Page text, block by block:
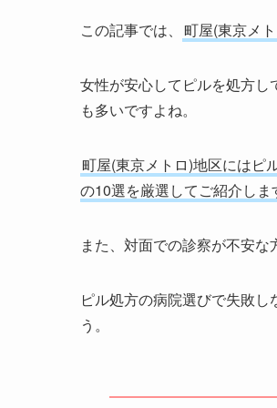
この記事では、 町屋(東京メ
女性が安心してピルを処方
も多いですよね。
町屋(東京メトロ)地区にはピ
の10選を厳選してご紹介しま
また、対面での診察が不安な
ピル処方の病院選びで失敗
う。